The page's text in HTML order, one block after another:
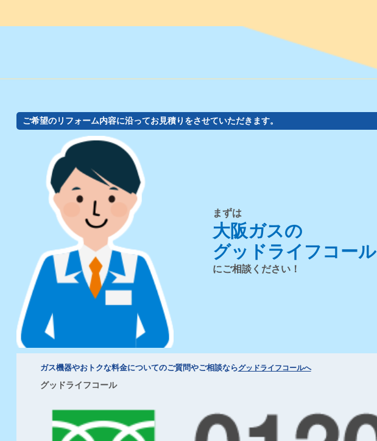
ご希望のリフォーム内容に沿ってお見積りをさせていただきます。
まずは
大阪ガスの
グッドライフコール
にご相談ください！
ガス機器やおトクな料金についてのご質問やご相談ならグッドライフコールへ
グッドライフコール